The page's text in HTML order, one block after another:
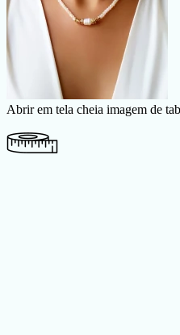
Abrir em tela cheia imagem de